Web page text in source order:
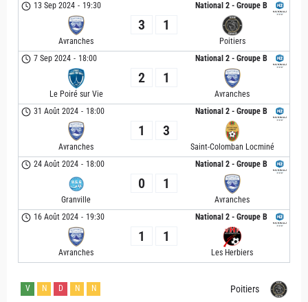
National 2 - Groupe B
13 Sep 2024 - 19:30
Avranches
3 1
Poitiers
National 2 - Groupe B
7 Sep 2024 - 18:00
Le Poiré sur Vie
2 1
Avranches
National 2 - Groupe B
31 Août 2024 - 18:00
Avranches
1 3
Saint-Colomban Locminé
National 2 - Groupe B
24 Août 2024 - 18:00
Granville
0 1
Avranches
National 2 - Groupe B
16 Août 2024 - 19:30
Avranches
1 1
Les Herbiers
Poitiers
V N D N N